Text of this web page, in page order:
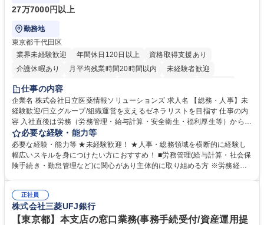
27万7000円以上
勤務地
東京都千代田区
業界未経験歓迎
年間休日120日以上
資格取得支援あり
介護休暇あり
月平均残業時間20時間以内
未経験者歓迎
住宅手当あり
育休あり
完全週休2日制 交通費支給 土日祝休み 寮・社宅あり
仕事の内容
企業名 株式会社日立医薬情報ソリューションズ 求人名 【総務・人事】未
経験歓迎/日立グループ/組織運営を支えるゼネラリストを目指す 仕事の内
容 入社直後は労務（労務管理・給与計算・安全衛生・福利厚生等）からお
任せいたします。将来は総務・採用・教育業務へ守備範囲を広げ、組織運
営を支えるゼネラリストをめざせます。 ・初期業務：労働時間管理、給与
計算、社会保険対応、福利厚生管理、安全衛生、健康経営推進等をお任せ
します。ご経験に応じて、休職者管理など、幅広く経験を積んでいただき
幅広く経験を積みたい意欲がある方に最適な環境です。 募集職種 【総
務・人事】未経験歓迎/日立グループ/組織運営を支えるゼネラリストを目
指す
必要な経験・能力等
必要な経験・能力等 ★未経験歓迎！ ★人事・総務領域を横断的に経験し
幅広いスキルを身につけたい方におすすめ！ ■労務管理(給与計算・社会保
険手続き・勤怠管理など)に関心があり主体的に取り組める方 ※労務経験
のご経験 ■労務管理（給与計算・社会保険手続き・勤怠管理など）の経験
■衛生管理者の資格をお持ちの方 学歴・資格 学歴：大学院 大学 高専 短大
専修学校 高校 語学力： 資格：
正社員
株式会社三菱UFJ銀行
【東京都】本支店の窓口業務(事務手続受付/資産運用提